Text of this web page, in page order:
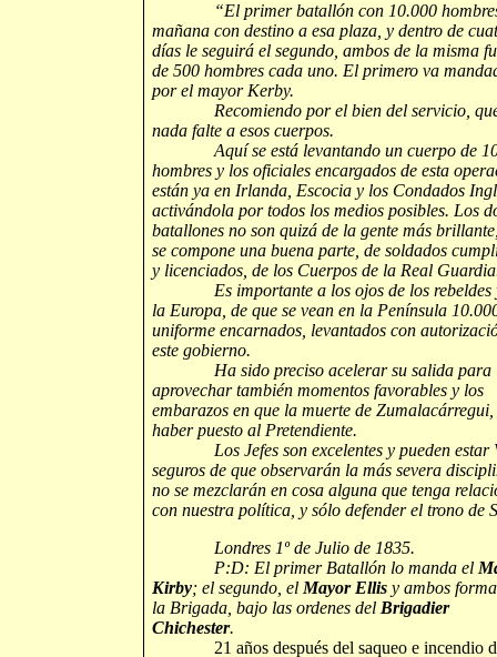
“El primer batallón con 10.000
mañana con destino a esa plaza, y dentro de
días le seguirá el segundo, ambos de la misma
de 500 hombres cada uno. El primero va
por el mayor Kerby.
Recomiendo por el bien del servicio,
nada falte a esos cuerpos.
Aquí se está levantando un cuerpo de
hombres y los oficiales encargados de esta
están ya en Irlanda, Escocia y los Condados
activándola por todos los medios posibles. Los
batallones no son quizá de la gente más
se compone una buena parte, de soldados
y licenciados, de los Cuerpos de la Real
Es importante a los ojos de los rebeldes
la Europa, de que se vean en la Península
uniforme encarnados, levantados con
este gobierno.
Ha sido preciso acelerar su salida para
aprovechar también momentos favorables y los
embarazos en que la muerte de Zumalacárregui,
haber puesto al Pretendiente.
Los Jefes son excelentes y pueden estar
seguros de que observarán la más severa
no se mezclarán en cosa alguna que tenga
con nuestra política, y sólo defender el trono de
Londres 1º de Julio de 1835.
P:D: El primer Batallón lo manda el
Kirby; el segundo, el Mayor Ellisy ambos
la Brigada, bajo las ordenes del Brigadier
Chichester.
21 años después del saqueo e incendio